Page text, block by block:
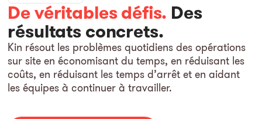
De véritables défis. Des
résultats concrets.
Kin résout les problèmes quotidiens des opérations
sur site en économisant du temps, en réduisant les
coûts, en réduisant les temps d’arrêt et en aidant
les équipes à continuer à travailler.